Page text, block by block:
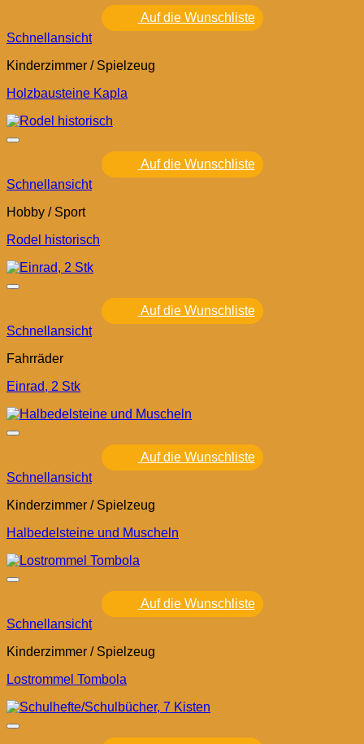
Auf die Wunschliste
Schnellansicht
Kinderzimmer / Spielzeug
Holzbausteine Kapla
Auf die Wunschliste
Schnellansicht
Hobby / Sport
Rodel historisch
Auf die Wunschliste
Schnellansicht
Fahrräder
Einrad, 2 Stk
Auf die Wunschliste
Schnellansicht
Kinderzimmer / Spielzeug
Halbedelsteine und Muscheln
Auf die Wunschliste
Schnellansicht
Kinderzimmer / Spielzeug
Lostrommel Tombola